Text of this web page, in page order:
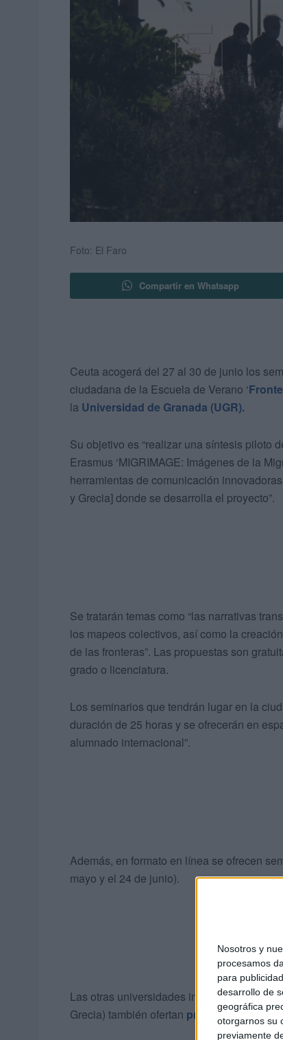
Nosotros y
procesamos
para
desarrollo de
geográfica
otorgarnos su
previamente
Foto: El Faro
Compartir en Whatsapp
Ceuta acogerá del 27 al 30 de junio los
ciudadana de la Escuela de Verano ‘
la Universidad de Granada (UGR).
Su objetivo es “realizar una síntesis piloto
Erasmus ‘MIGRIMAGE: Imágenes de la
herramientas de comunicación
y Grecia] donde se desarrolla el proyecto”.
Se tratarán temas como “las narrativas
los mapeos colectivos, así como la
de las fronteras”. Las propuestas son
grado o licenciatura.
Los seminarios que tendrán lugar en la
duración de 25 horas y se ofrecerán en
alumnado internacional”.
Además, en formato en línea se ofrecen
mayo y el 24 de junio).
Las otras universidades implicadas en el
Grecia) también ofertan propuestas